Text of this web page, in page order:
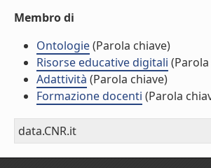
Membro di
Ontologie(Parola chiave)
Risorse educative digitali
Adattività (Parola chiave)
Formazione docenti (Parola
data.CNR.it